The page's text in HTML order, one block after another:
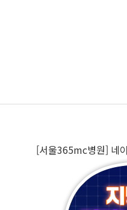
[서울365mc병원] 네